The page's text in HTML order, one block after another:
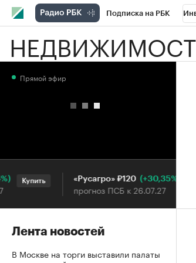
Подписка на РБК
РБК Вино Спорт
Прямой эфир
Купить «Русагро» ₽120 (+30,35%)
прогноз ПСБ к 26.07.27
Лента новостей
В Москве на торги выставили палаты